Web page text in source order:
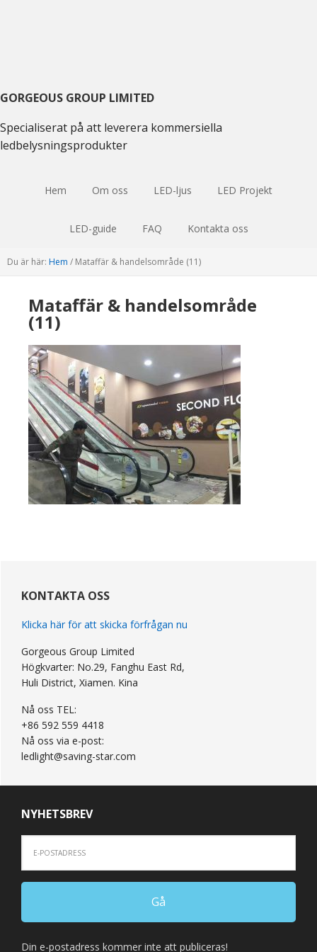
GORGEOUS GROUP LIMITED
Specialiserat på att leverera kommersiella
ledbelysningsprodukter
Hem Om oss LED-ljus LED Projekt
LED-guide FAQ Kontakta oss
Du är här: Hem / Mataffär & handelsområde (11)
Mataffär & handelsområde
(11)
Sidebar
KONTAKTA OSS
Klicka här för att skicka förfrågan nu
Gorgeous Group Limited
Högkvarter: No.29, Fanghu East Rd,
Huli District, Xiamen. Kina
Nå oss TEL:
+86 592 559 4418
Nå oss via e-post:
ledlight@saving-star.com
NYHETSBREV
Din e-postadress kommer inte att publiceras!